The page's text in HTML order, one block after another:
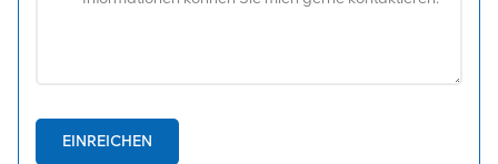
EINREICHEN